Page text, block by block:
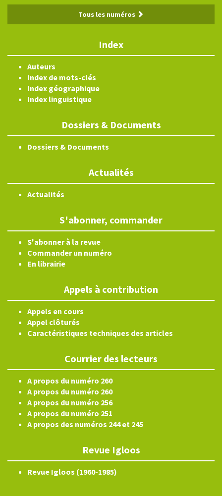
Tous les numéros
Index
Auteurs
Index de mots-clés
Index géographique
Index linguistique
Dossiers & Documents
Dossiers & Documents
Actualités
Actualités
S'abonner, commander
S'abonner à la revue
Commander un numéro
En librairie
Appels à contribution
Appels en cours
Appel clôturés
Caractéristiques techniques des articles
Courrier des lecteurs
A propos du numéro 260
A propos du numéro 260
A propos du numéro 256
A propos du numéro 251
A propos des numéros 244 et 245
Revue Igloos
Revue Igloos (1960-1985)